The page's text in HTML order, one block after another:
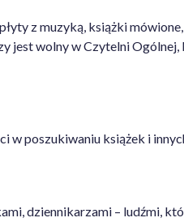
z muzyką, książki
jest wolny w Czytelni
poszukiwaniu książek i
dziennikarzami – ludźmi,